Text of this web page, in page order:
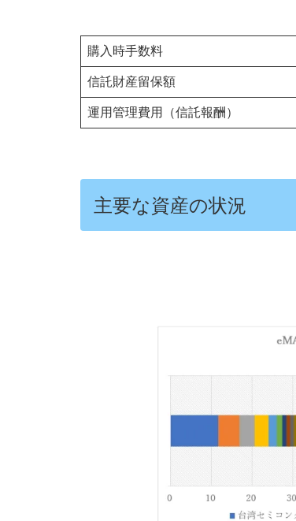
購入時手数料
信託財産留保額
運用管理費用（信託報酬）
主要な資産の状況